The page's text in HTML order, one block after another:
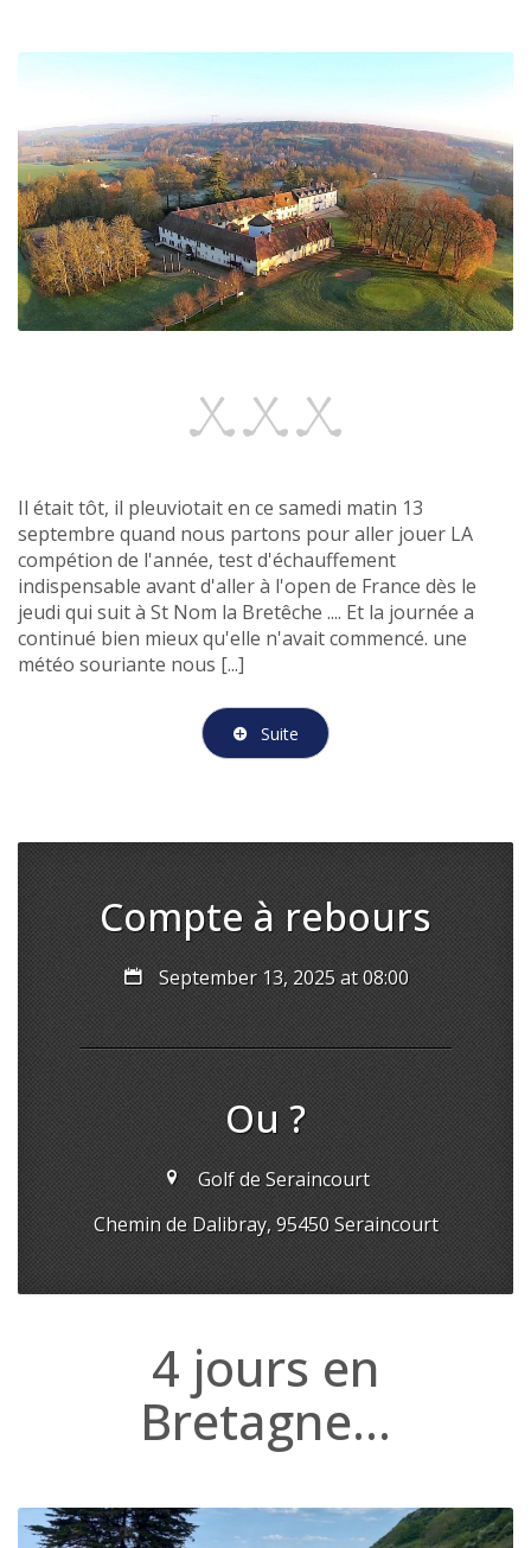
Il était tôt, il pleuviotait en ce samedi matin 13
septembre quand nous partons pour aller jouer LA
compétion de l'année, test d'échauffement
indispensable avant d'aller à l'open de France dès le
jeudi qui suit à St Nom la Bretêche .... Et la journée a
continué bien mieux qu'elle n'avait commencé. une
météo souriante nous [...]
Suite
Compte à rebours
September 13, 2025 at 08:00
Ou ?
Golf de Seraincourt
Chemin de Dalibray, 95450 Seraincourt
4 jours en
Bretagne…